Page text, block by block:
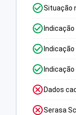
Situação
Dados
Serasa